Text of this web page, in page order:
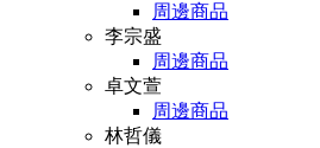
周邊商品
李宗盛
周邊商品
卓文萱
周邊商品
林哲儀